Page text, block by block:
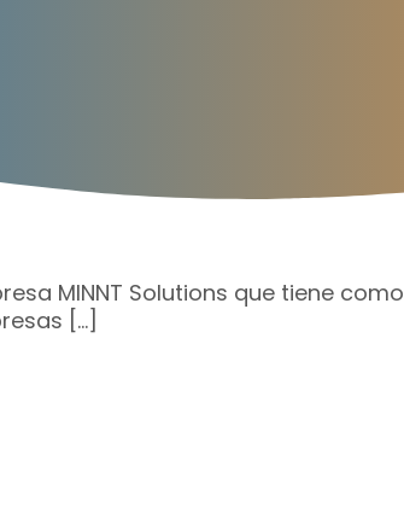
MINNT Solutions que tiene como
[…]